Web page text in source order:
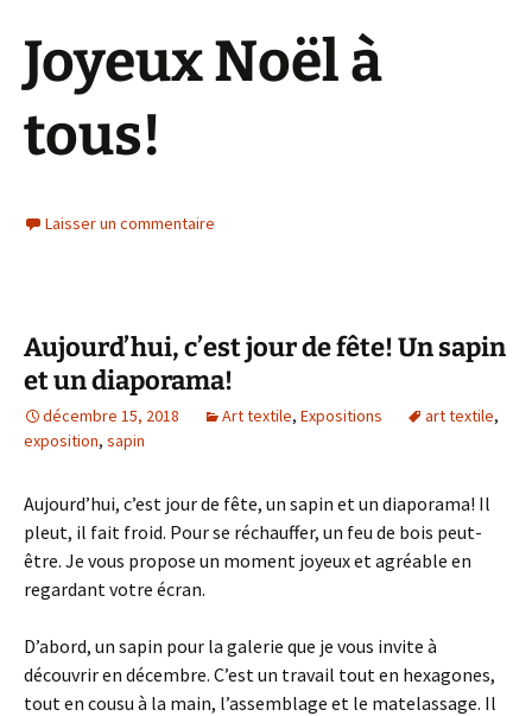
Joyeux Noël à
tous!
Laisser un commentaire
Aujourd’hui, c’est jour de fête! Un sapin
et un diaporama!
décembre 15, 2018 Art textile, Expositions art textile,
exposition, sapin
Aujourd’hui, c’est jour de fête, un sapin et un diaporama! Il
pleut, il fait froid. Pour se réchauffer, un feu de bois peut-
être. Je vous propose un moment joyeux et agréable en
regardant votre écran.
D’abord, un sapin pour la galerie que je vous invite à
découvrir en décembre. C’est un travail tout en hexagones,
tout en cousu à la main, l’assemblage et le matelassage. Il